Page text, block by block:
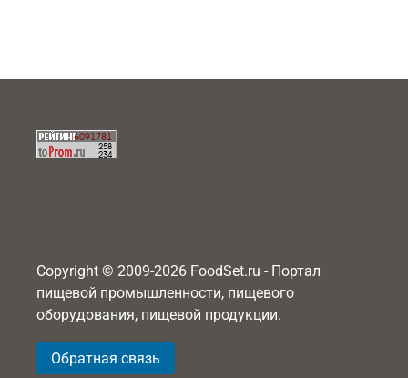
Copyright © 2009-2026 FoodSet.ru - Портал
пищевой промышленности, пищевого
оборудования, пищевой продукции.
Обратная связь